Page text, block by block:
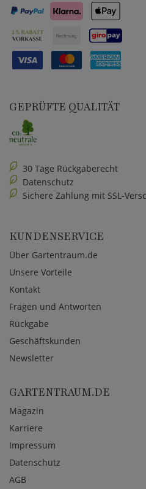
GEPRÜFTE QUALITÄT
30 Tage Rückgaberecht
Datenschutz
Sichere Zahlung mit SSL-
KUNDENSERVICE
Über Gartentraum.de
Unsere Vorteile
Kontakt
Fragen und Antworten
Rückgabe
Geschäftskunden
Newsletter
GARTENTRAUM.DE
Magazin
Karriere
Impressum
Datenschutz
AGB